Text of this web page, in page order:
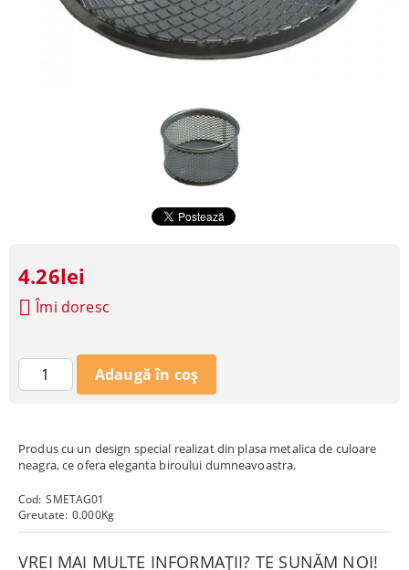
Produs cu un design special realizat din plasa metalica de culoare
neagra, ce ofera eleganta biroului dumneavoastra.
Cod: SMETAG01
Greutate: 0.000Kg
VREI MAI MULTE INFORMAȚII? TE SUNĂM NOI!
4.26lei
Îmi doresc